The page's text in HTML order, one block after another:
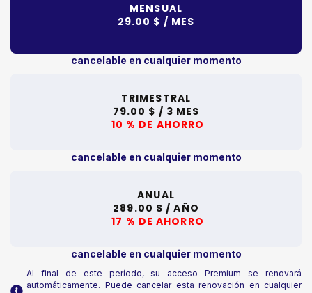
MENSUAL
29.00 $ / MES
cancelable en cualquier momento
TRIMESTRAL
79.00 $ /
3 MES
10 % DE AHORRO
cancelable en cualquier momento
ANUAL
289.00 $ /AÑO
17 % DE AHORRO
cancelable en cualquier momento
Al final de este período, su acceso Premium se renovará
automáticamente. Puede cancelar esta renovación en cualquier